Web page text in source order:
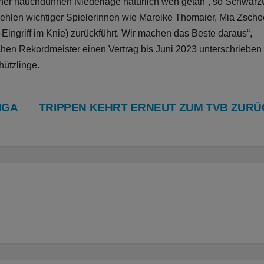
wichtiger Spielerinnen wie Mareike Thomaier, Mia
im Knie) zurückführt. Wir machen das Beste daraus“,
Rekordmeister einen Vertrag bis Juni 2023 unterschrieben
TRIPPEN KEHRT ERNEUT ZUM TVB